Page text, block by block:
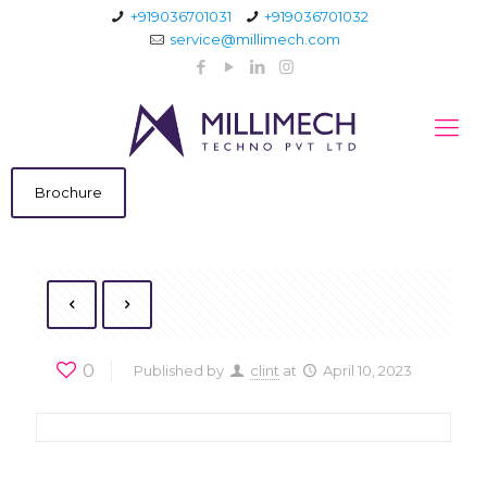
+919036701031
+919036701032
service@millimech.com
Brochure
0 Published by clint at April 10, 2023